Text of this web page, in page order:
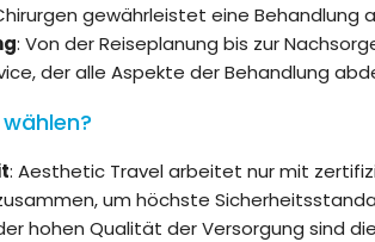
gewährleistet eine Behandlung
: Von der Reiseplanung bis zur
der alle Aspekte der Behandlung
: Aesthetic Travel arbeitet nur mit
um höchste
hohen Qualität der Versorgung sind